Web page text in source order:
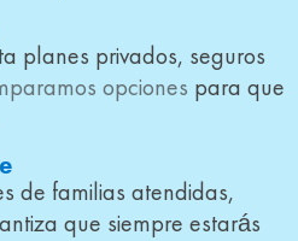
planes privados, seguros
opciones para que
de familias atendidas,
que siempre estarás